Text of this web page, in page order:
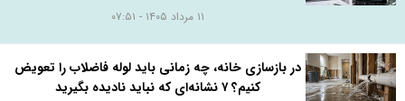
در بازسازی خانه، چه زمانی باید لوله فاضلاب را تعویض
کنیم؟ ۷ نشانه‌ای که نباید نادیده بگیرید